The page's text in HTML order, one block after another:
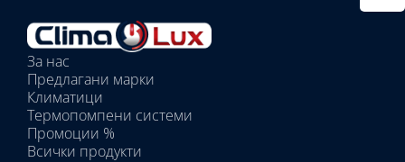
Избрани
вътрешни
тела:
Избрано
тяло:
За нас
Предлагани марки
Климатици
Термопомпени системи
Промоции %
Всички продукти